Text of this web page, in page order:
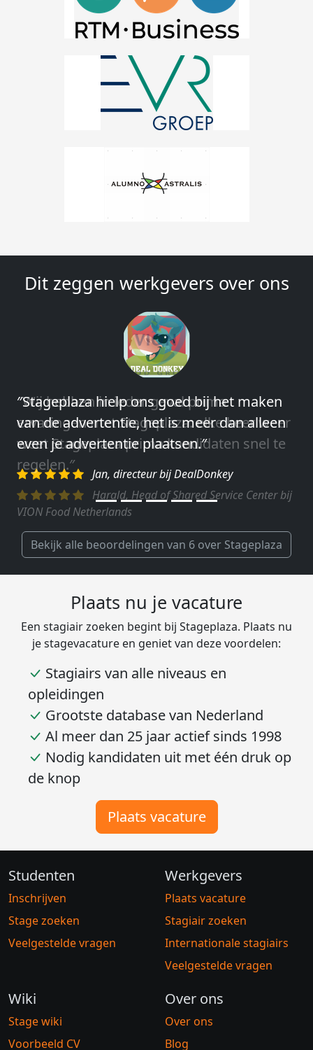
Dit zeggen werkgevers over ons
″Wij hebben in ieder geval prima
ervaringen met Stageplaza: elke keer weer
weet Stageplaza prima kandidaten snel te
regelen.″
Harald, Head of Shared Service Center bij
VION Food Netherlands
Bekijk alle beoordelingen van 6 over Stageplaza
Plaats nu je vacature
Een stagiair zoeken begint bij Stageplaza. Plaats nu
je stagevacature en geniet van deze voordelen:
Stagiairs van alle niveaus en
opleidingen
Grootste database van Nederland
Al meer dan 25 jaar actief sinds 1998
Nodig kandidaten uit met één druk op
de knop
Plaats vacature
Studenten
Inschrijven
Stage zoeken
Veelgestelde vragen
Werkgevers
Plaats vacature
Stagiair zoeken
Internationale stagiairs
Veelgestelde vragen
Wiki
Stage wiki
Voorbeeld CV
Over ons
Over ons
Blog